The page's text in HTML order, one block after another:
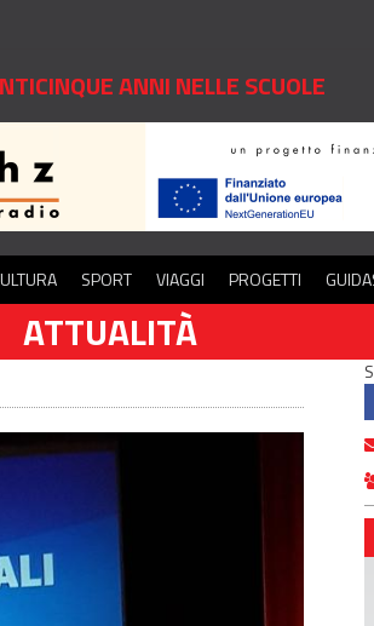
ANNI NELLE SCUOLE
SPORT VIAGGI PROGETTI
ATTUALITÀ